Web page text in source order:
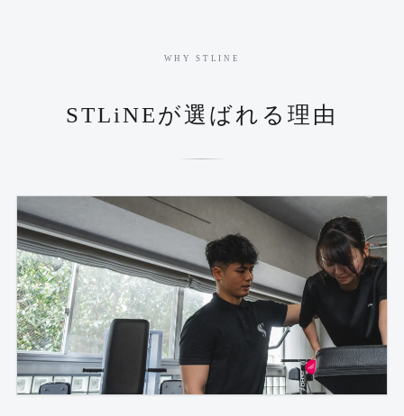
WHY STLINE
STLiNEが選ばれる理由